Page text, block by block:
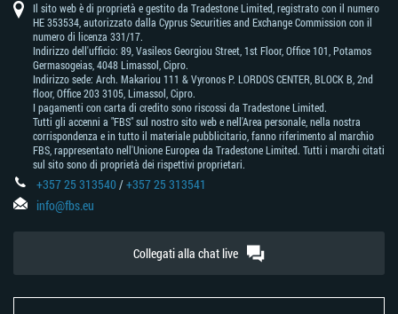
Il sito web è di proprietà e gestito da Tradestone Limited, registrato con il numero
HE 353534, autorizzato dalla Cyprus Securities and Exchange Commission con il
numero di licenza 331/17.
Indirizzo dell'ufficio: 89, Vasileos Georgiou Street, 1st Floor, Office 101, Potamos
Germasogeias, 4048 Limassol, Cipro.
Indirizzo sede: Arch. Makariou 111 & Vyronos Р. LORDOS CENTER, BLOCK В, 2nd
floor, Office 203 3105, Limassol, Cipro.
I pagamenti con carta di credito sono riscossi da Tradestone Limited.
Tutti gli accenni a "FBS" sul nostro sito web e nell'Area personale, nella nostra
corrispondenza e in tutto il materiale pubblicitario, fanno riferimento al marchio
FBS, rappresentato nell'Unione Europea da Tradestone Limited. Tutti i marchi citati
sul sito sono di proprietà dei rispettivi proprietari.
+357 25 313540/+357 25 313541
info@fbs.eu
Collegati alla chat live